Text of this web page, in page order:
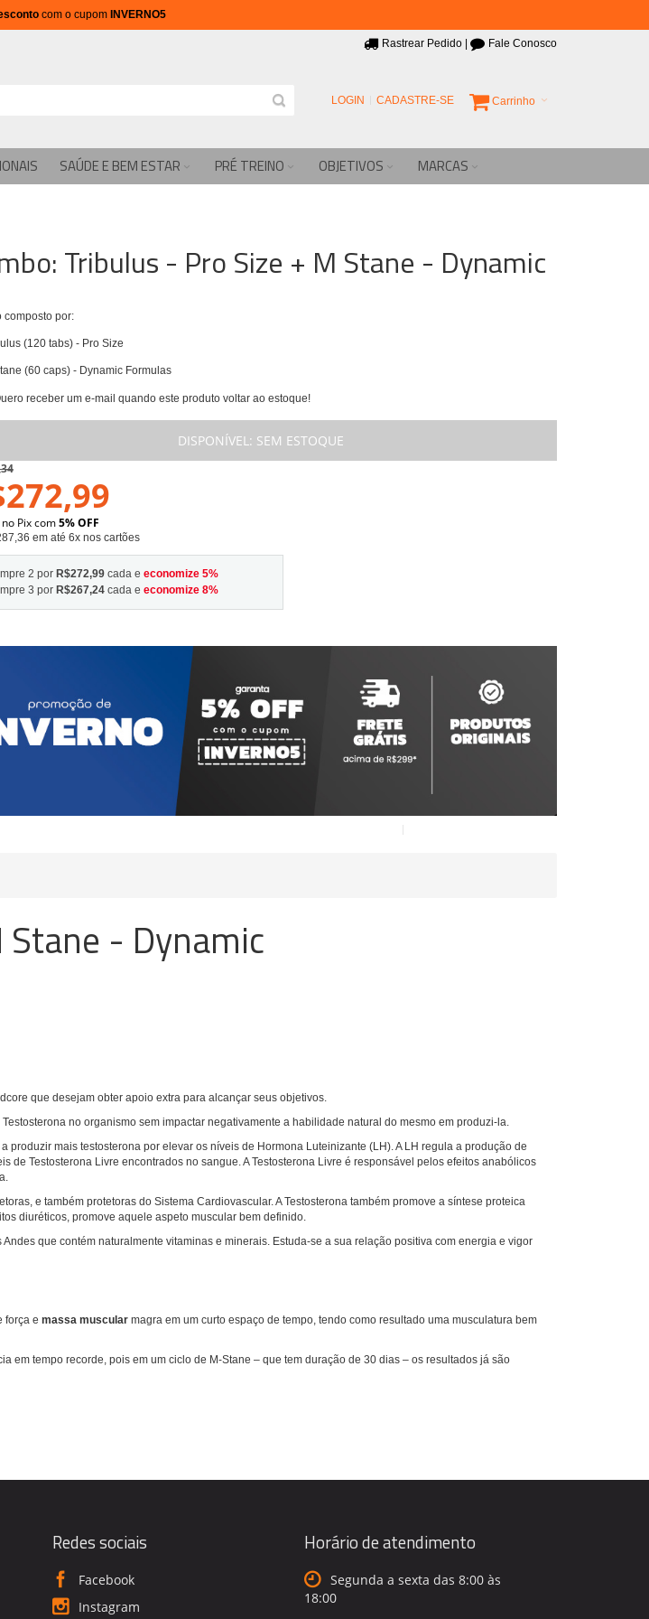
com o cupom INVERNO5
Rastrear Pedido Fale Conosco
Carrinho
LOGIN CADASTRE-SE
SAÚDE E BEM ESTAR PRÉ TREINO OBJETIVOS MARCAS
Tribulus - Pro Size + M Stane - Dynamic
composto por:
(120 tabs) - Pro Size
(60 caps) - Dynamic Formulas
receber um e-mail quando este produto voltar ao estoque!
DISPONÍVEL: SEM ESTOQUE
Pix com5% OFF
em até 6x nos cartões
2 por R$272,99cada e economize 5%
3 por R$267,24cada e economize 8%
- Dynamic
que desejam obter apoio extra para alcançar seus objetivos.
no organismo sem impactar negativamente a habilidade natural do mesmo em produzi-la.
mais testosterona por elevar os níveis de Hormona Luteinizante (LH). A LH regula a produção de
Testosterona Livre encontrados no sangue. A Testosterona Livre é responsável pelos efeitos anabólicos
e também protetoras do Sistema Cardiovascular. A Testosterona também promove a síntese proteica
diuréticos, promove aquele aspeto muscular bem definido.
que contém naturalmente vitaminas e minerais. Estuda-se a sua relação positiva com energia e vigor
força emassa muscular magra em um curto espaço de tempo, tendo como resultado uma musculatura bem
tempo recorde, pois em um ciclo de M-Stane – que tem duração de 30 dias – os resultados já são
Redes sociais
Facebook
Instagram
Horário de atendimento
Segunda a sexta das 8:00 às
18:00